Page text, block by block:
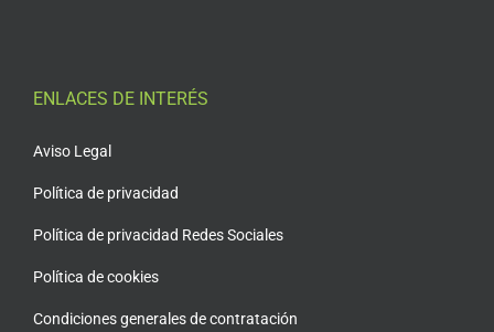
ENLACES DE INTERÉS
Aviso Legal
Política de privacidad
Política de privacidad Redes Sociales
Política de cookies
Condiciones generales de contratación